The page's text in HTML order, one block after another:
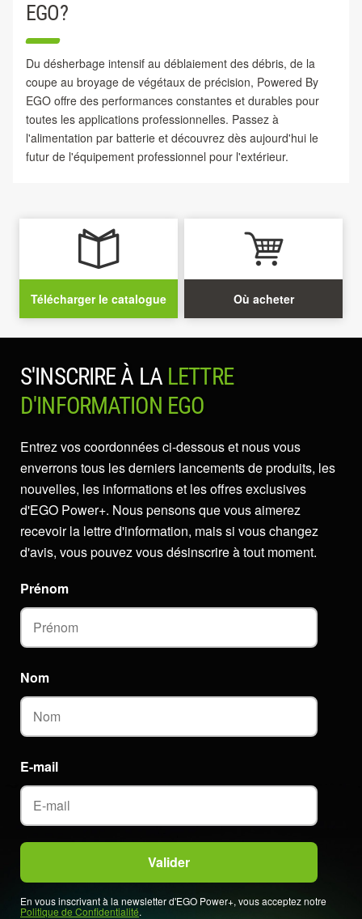
EGO?
Du désherbage intensif au déblaiement des débris, de la
coupe au broyage de végétaux de précision, Powered By
EGO offre des performances constantes et durables pour
toutes les applications professionnelles. Passez à
l'alimentation par batterie et découvrez dès aujourd'hui le
futur de l'équipement professionnel pour l'extérieur.
Télécharger le catalogue Où acheter
S'INSCRIRE À LA LETTRE
D'INFORMATION EGO
Entrez vos coordonnées ci-dessous et nous vous
enverrons tous les derniers lancements de produits, les
nouvelles, les informations et les offres exclusives
d'EGO Power+. Nous pensons que vous aimerez
recevoir la lettre d'information, mais si vous changez
d'avis, vous pouvez vous désinscrire à tout moment.
E-mail
Prénom
Nom
En vous inscrivant à la newsletter d'EGO Power+, vous acceptez notre
Politique de Confidentialité.